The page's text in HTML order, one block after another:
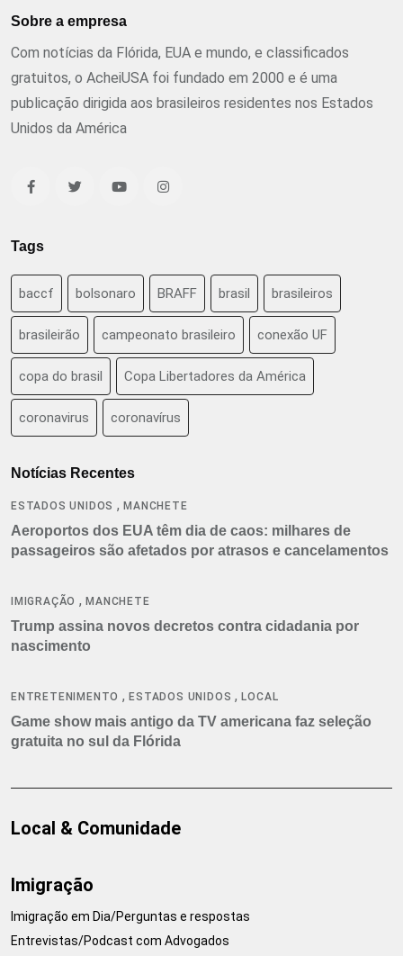
Sobre a empresa
Com notícias da Flórida, EUA e mundo, e classificados
gratuitos, o AcheiUSA foi fundado em 2000 e é uma
publicação dirigida aos brasileiros residentes nos Estados
Unidos da América
Tags
baccf bolsonaro BRAFF brasil brasileiros
brasileirão campeonato brasileiro conexão UF
copa do brasil Copa Libertadores da América
coronavirus coronavírus
Notícias Recentes
ESTADOS UNIDOS ,MANCHETE
Aeroportos dos EUA têm dia de caos: milhares de
passageiros são afetados por atrasos e cancelamentos
IMIGRAÇÃO ,MANCHETE
Trump assina novos decretos contra cidadania por
nascimento
ENTRETENIMENTO ,ESTADOS UNIDOS ,LOCAL
Game show mais antigo da TV americana faz seleção
gratuita no sul da Flórida
Local & Comunidade
Imigração
Imigração em Dia/Perguntas e respostas
Entrevistas/Podcast com Advogados